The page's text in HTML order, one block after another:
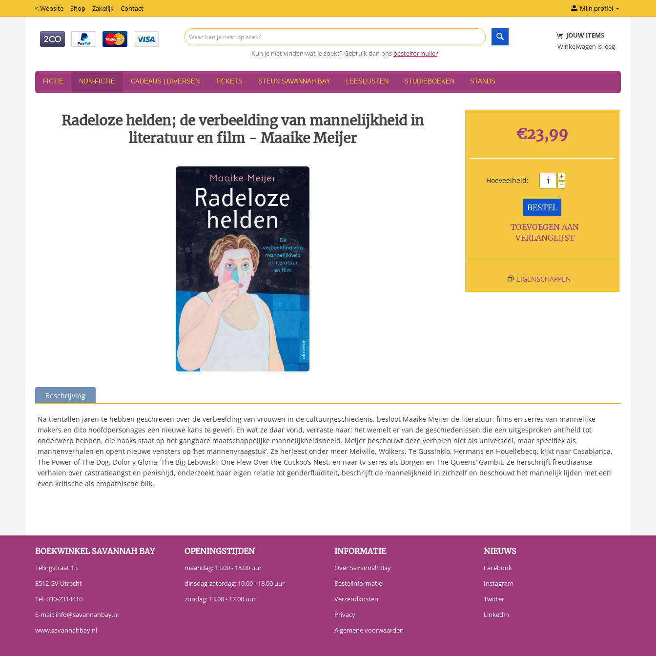
< Website Shop Zakelijk Contact Mijn profiel
Kun je niet vinden wat je zoekt? Gebruik dan ons bestelformulier
JOUW ITEMS
Winkelwagen is leeg
FICTIE NON-FICTIE CADEAUS | DIVERSEN TICKETS STEUN SAVANNAH BAY LEESLIJSTEN STUDIEBOEKEN STANDS
Radeloze helden; de verbeelding van mannelijkheid in
literatuur en film - Maaike Meijer
€23,99
Hoeveelheid: +
−
BESTEL
TOEVOEGEN AAN
VERLANGLIJST
EIGENSCHAPPEN
Beschrijving
Na tientallen jaren te hebben geschreven over de verbeelding van vrouwen in de cultuurgeschiedenis, besloot Maaike Meijer de literatuur, films en series van mannelijke
makers en dito hoofdpersonages een nieuwe kans te geven. En wat ze daar vond, verraste haar: het wemelt er van de geschiedenissen die een uitgesproken antiheld tot
onderwerp hebben, die haaks staat op het gangbare maatschappelijke mannelijkheidsbeeld. Meijer beschouwt deze verhalen niet als universeel, maar specifiek als
mannenverhalen en opent nieuwe vensters op ‘het mannenvraagstuk’. Ze herleest onder meer Melville, Wolkers, Te Gussinklo, Hermans en Houellebecq, kijkt naar Casablanca,
The Power of The Dog, Dolor y Gloria, The Big Lebowski, One Flew Over the Cuckoo’s Nest, en naar tv-series als Borgen en The Queens’ Gambit. Ze herschrijft freudiaanse
verhalen over castratieangst en penisnijd, onderzoekt haar eigen relatie tot genderfluïditeit, beschrijft de mannelijkheid in zichzelf en beschouwt het mannelijk lijden met een
even kritische als empathische blik.
BOEKWINKEL SAVANNAH BAY
Telingstraat 13
3512 GV Utrecht
Tel:030-2314410
E-mail: info@savannahbay.nl
www.savannahbay.nl
OPENINGSTIJDEN
maandag: 13.00 - 18.00 uur
dinsdag-zaterdag: 10.00 - 18.00 uur
zondag: 13.00 - 17.00 uur
INFORMATIE
Over Savannah Bay
Bestelinformatie
Verzendkosten
Privacy
Algemene voorwaarden
NIEUWS
Facebook
Instagram
Twitter
LinkedIn